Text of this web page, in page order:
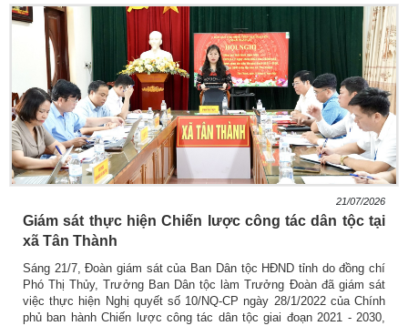
21/07/2026
Giám sát thực hiện Chiến lược công tác dân tộc tại
xã Tân Thành
Sáng 21/7, Đoàn giám sát của Ban Dân tộc HĐND tỉnh do đồng chí
Phó Thị Thủy, Trưởng Ban Dân tộc làm Trưởng Đoàn đã giám sát
việc thực hiện Nghị quyết số 10/NQ-CP ngày 28/1/2022 của Chính
phủ ban hành Chiến lược công tác dân tộc giai đoạn 2021 - 2030,